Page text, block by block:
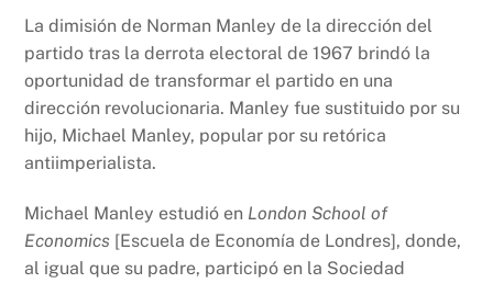
La dimisión de Norman Manley de la dirección del
partido tras la derrota electoral de 1967 brindó la
oportunidad de transformar el partido en una
dirección revolucionaria. Manley fue sustituido por su
hijo, Michael Manley, popular por su retórica
antiimperialista.
Michael Manley estudió en London School of
Economics [Escuela de Economía de Londres], donde,
al igual que su padre, participó en la Sociedad